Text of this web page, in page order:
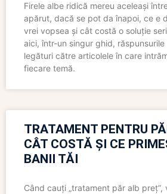
Firele albe ridică mereu aceleași
apărut, dacă se pot da înapoi, ce e
vrei vopsea și cât costă o soluție
aici, într-un singur ghid,
legături către articolele în care
fiecare temă.
TRATAMENT PENTRU
CÂT COSTĂ ȘI CE
BANII TĂI
Când cauți „tratament păr alb preț”,